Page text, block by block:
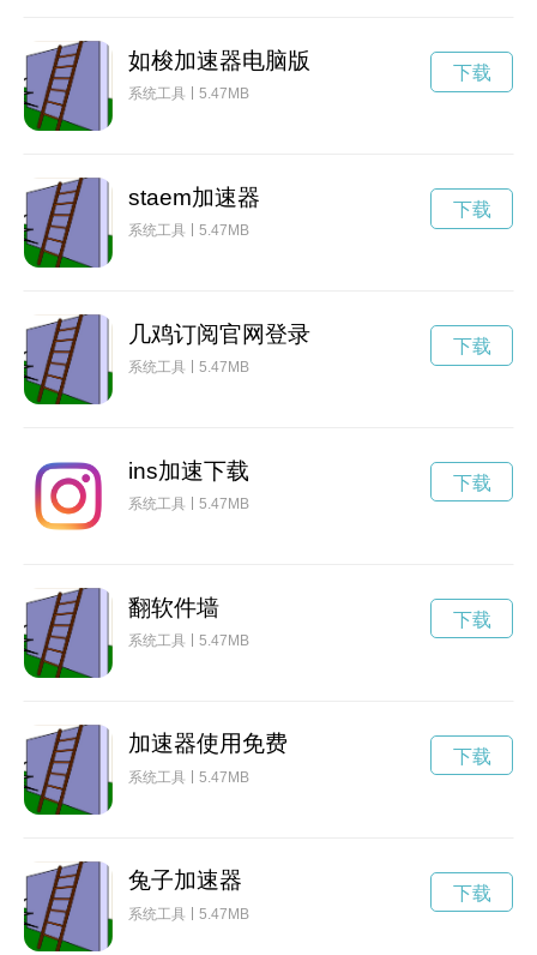
如梭加速器电脑版
系统工具 5.47MB
下载
staem加速器
系统工具 5.47MB
下载
几鸡订阅官网登录
系统工具 5.47MB
下载
ins加速下载
系统工具 5.47MB
下载
翻软件墙
系统工具 5.47MB
下载
加速器使用免费
系统工具 5.47MB
下载
兔子加速器
系统工具 5.47MB
下载